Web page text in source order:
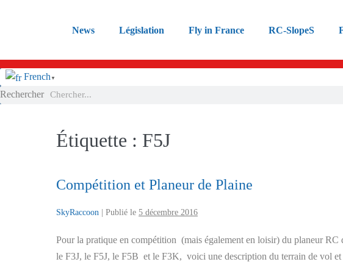
News Législation Fly in France RC-SlopeS
French ▼
Rechercher
Étiquette : F5J
Compétition et Planeur de Plaine
SkyRaccoon Publié le 5 décembre 2016
Pour la pratique en compétition (mais également en loisir) du planeur
le F3J, le F5J, le F5B et le F3K, voici une description du terrain de vol